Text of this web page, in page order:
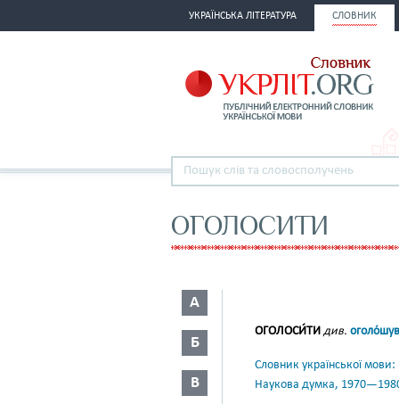
УКРАЇНСЬКА ЛІТЕРАТУРА СЛОВНИК
ОГОЛОСИТИ
А
Б
В
ОГОЛОСИ́ТИ див.
Словник української
Наукова думка,